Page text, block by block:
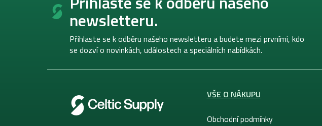
newsletteru.
Přihlaste se k odběru našeho newsletteru a budete mezi prvními, kdo
se dozví o novinkách, událostech a speciálních nabídkách.
VŠE O NÁKUPU
Obchodní podmínky